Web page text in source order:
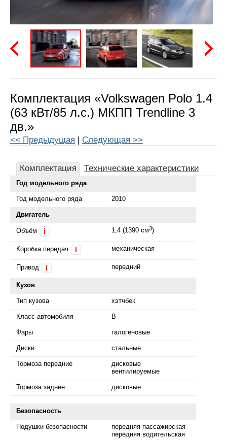
Комплектация «Volkswagen Polo 1.4
(63 кВт/85 л.с.) МКПП Trendline 3
дв.»
<< Предыдущая Следующая >>
Комплектация Технические характеристики
Год модельного ряда
Год модельного ряда 2010
Двигатель
Объём 1,4 (1390 см3)
Коробка передач механическая
Привод передний
Кузов
Тип кузова хэтчбек
Класс автомобиля B
Фары галогеновые
Диски стальные
Тормоза передние
дисковые
вентилируемые
Тормоза задние дисковые
Безопасность
Подушки безопасности
передняя пассажирская
передняя водительская